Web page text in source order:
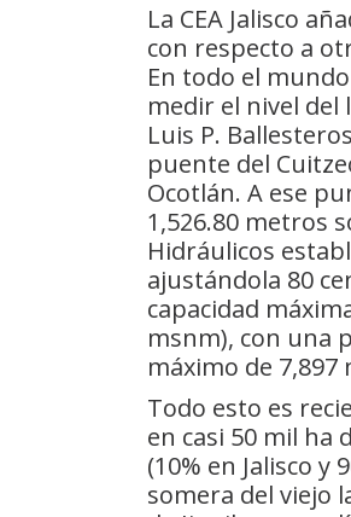
La CEA Jalisco
con respecto a
En todo el
medir el nivel
Luis P.
puente del
Ocotlán. A ese
1,526.80 metros
Hidráulicos
ajustándola 80
capacidad
msnm), con una
máximo de 7,897
Todo esto es
en casi 50 mil ha
(10% en Jalisco
somera del viejo